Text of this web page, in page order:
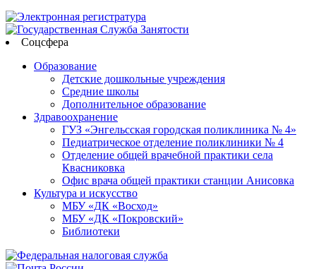
Соцсфера
Образование
Детские дошкольные учреждения
Средние школы
Дополнительное образование
Здравоохранение
ГУЗ «Энгельсская городская поликлиника № 4»
Педиатрическое отделение поликлиники № 4
Отделение общей врачебной практики села
Квасниковка
Офис врача общей практики станции Анисовка
Культура и искусство
МБУ «ДК «Восход»
МБУ «ДК «Покровский»
Библиотеки